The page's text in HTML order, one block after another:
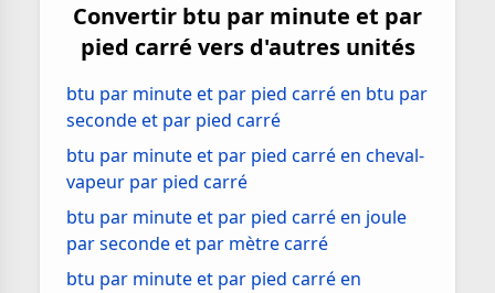
Convertir btu par minute et par
pied carré vers d'autres unités
btu par minute et par pied carré en btu par
seconde et par pied carré
btu par minute et par pied carré en cheval-
vapeur par pied carré
btu par minute et par pied carré en joule
par seconde et par mètre carré
btu par minute et par pied carré en